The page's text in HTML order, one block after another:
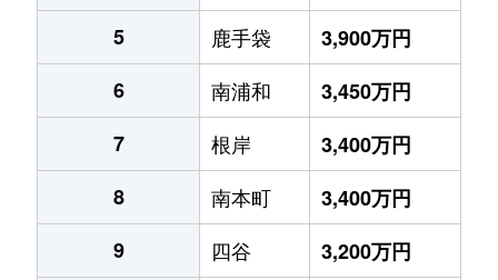
5
鹿手袋
3,900万円
6
南浦和
3,450万円
7
根岸
3,400万円
8
南本町
3,400万円
9
四谷
3,200万円